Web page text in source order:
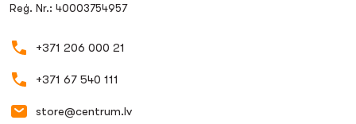
Reģ. Nr.: 40003754957
+371 206 000 21
+371 67 540 111
store@centrum.lv